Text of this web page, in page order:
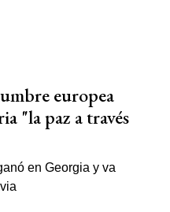
europea
"la paz a través